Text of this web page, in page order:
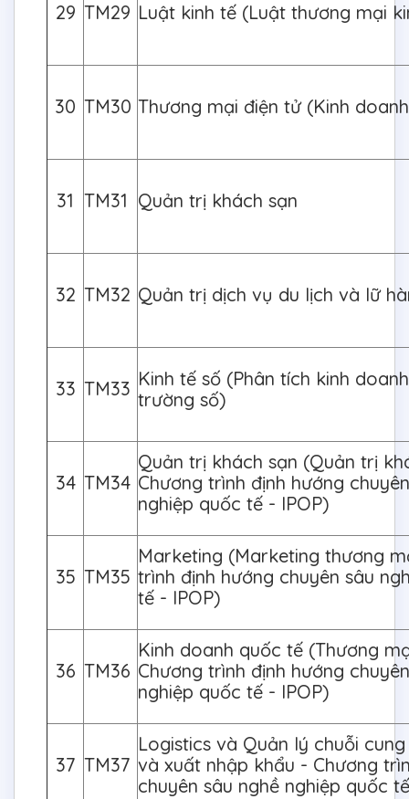
29 TM29 Luật kinh tế (Luật thương mại
30 TM30 Thương mại điện tử (Kinh
31 TM31 Quản trị khách sạn
32 TM32 Quản trị dịch vụ du lịch và lữ
33 TM33 Kinh tế số (Phân tích kinh
trường số)
34 TM34
Quản trị khách sạn (Quản trị
Chương trình định hướng
nghiệp quốc tế - IPOP)
35 TM35
Marketing (Marketing thương
trình định hướng chuyên sâu
tế - IPOP)
36 TM36
Kinh doanh quốc tế (Thương
Chương trình định hướng
nghiệp quốc tế - IPOP)
37 TM37
Logistics và Quản lý chuỗi
và xuất nhập khẩu - Chương
chuyên sâu nghề nghiệp quốc